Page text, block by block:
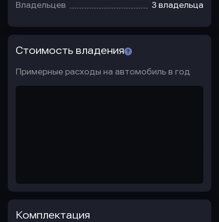
Владельцев 3 владельца
Стоимость владения
Примерные расходы на автомобиль в год
Комплектация